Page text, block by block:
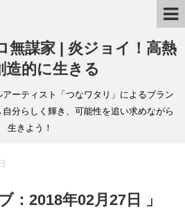
無謀家 | 炎ジョイ！高熱
造的に生きる
ーティスト「つなワタリ」によるブラン
分らしく輝き、可能性を追い求めながら
生きよう！
：2018年02月27日 」